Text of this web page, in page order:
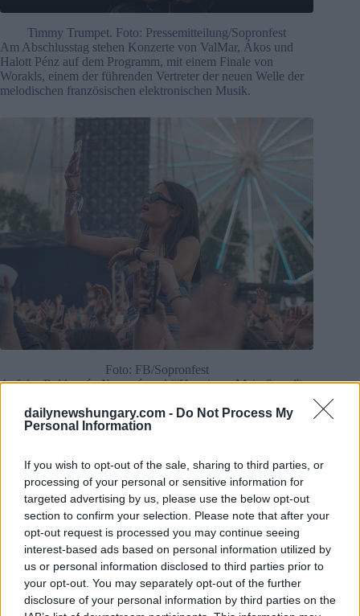
dailynewshungary.com - Do Not Process My
Personal Information
If you wish to opt-out of the sale, sharing to third parties, or
processing of your personal or sensitive information for
targeted advertising by us, please use the below opt-out
section to confirm your selection. Please note that after your
opt-out request is processed you may continue seeing
interest-based ads based on personal information utilized by
us or personal information disclosed to third parties prior to
your opt-out. You may separately opt-out of the further
disclosure of your personal information by third parties on the
Timmy Trumpet. Foto: Pressemitteilung/Sopronfest
Am Abschlusstag stehen Konzerte von ValMar, Ákos und
Halott Pénz auf dem Programm, mit einem Finale von
Worakls, einem der führenden Vertreter der neuen Welle der
melodischen französischen elektronischen Musik.
Foto: FB/Sopronfest
Auf derBoldogság Nagyszínpad(“Happiness Main Stage”)
Betyars, Pogány Induló, Parno Graszt, bëlga, Charlie, Carson
Coma, hiperkarma, TNT, T. Danny und Earth, Wind & Fire
werden Dub FX, Analog Balaton, Sisi, Lil Frakk, Co Lee,
Hundred Sins, K-OSZ Disco und Bladerunnaz zu später
Stunde auflegen.